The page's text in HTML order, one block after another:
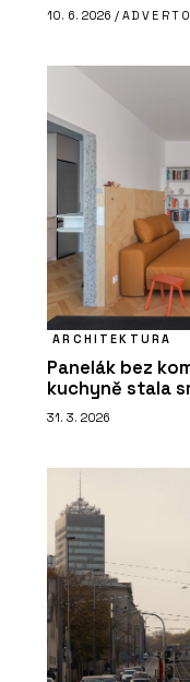
10. 6. 2026 /
ARCHITEKTURA
Panelák bez
kuchyně stala
31. 3. 2026